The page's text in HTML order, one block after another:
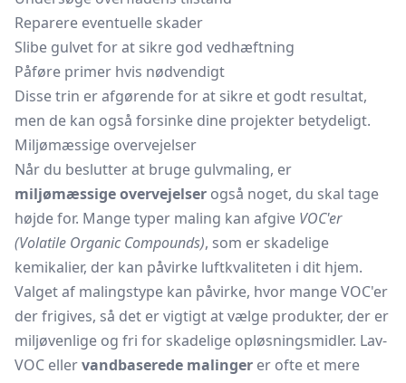
Reparere eventuelle skader
Slibe gulvet for at sikre god vedhæftning
Påføre primer hvis nødvendigt
Disse trin er afgørende for at sikre et godt resultat,
men de kan også forsinke dine projekter betydeligt.
Miljømæssige overvejelser
Når du beslutter at bruge gulvmaling, er
miljømæssige overvejelser også noget, du skal tage
højde for. Mange typer maling kan afgive VOC'er
(Volatile Organic Compounds), som er skadelige
kemikalier, der kan påvirke luftkvaliteten i dit hjem.
Valget af malingstype kan påvirke, hvor mange VOC'er
der frigives, så det er vigtigt at vælge produkter, der er
miljøvenlige og fri for skadelige opløsningsmidler. Lav-
VOC ellervandbaserede malinger er ofte et mere